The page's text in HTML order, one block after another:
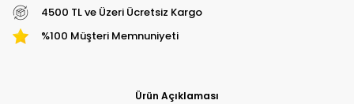
4500 TL ve Üzeri Ücretsiz Kargo
%100 Müşteri Memnuniyeti
Ürün Açıklaması